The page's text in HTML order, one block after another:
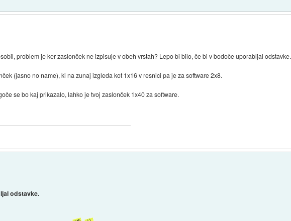
problem je ker zaslonček ne izpisuje v obeh vrstah? Lepo bi bilo, če bi v bodoče uporabljal odstavke.
(jasno no name), ki na zunaj izgleda kot 1x16 v resnici pa je za software 2x8.
se bo kaj prikazalo, lahko je tvoj zaslonček 1x40 za software.
odstavke.